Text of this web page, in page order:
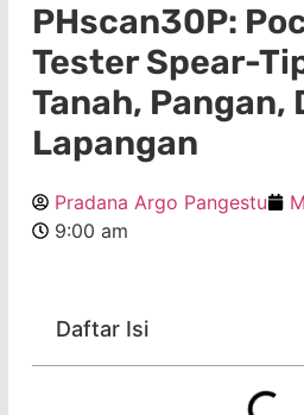
PHscan30P:
Tester Spear-
Tanah, Pangan,
Lapangan
Pradana Argo Pangestu
9:00 am
Daftar Isi